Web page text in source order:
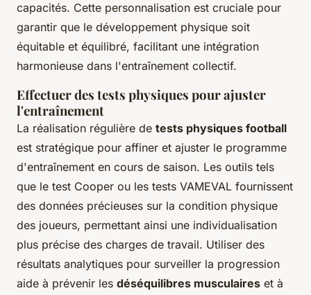
capacités. Cette personnalisation est cruciale pour
garantir que le développement physique soit
équitable et équilibré, facilitant une intégration
harmonieuse dans l'entraînement collectif.
Effectuer des tests physiques pour ajuster
l'entraînement
La réalisation régulière de tests physiques football
est stratégique pour affiner et ajuster le programme
d'entraînement en cours de saison. Les outils tels
que le test Cooper ou les tests VAMEVAL fournissent
des données précieuses sur la condition physique
des joueurs, permettant ainsi une individualisation
plus précise des charges de travail. Utiliser des
résultats analytiques pour surveiller la progression
aide à prévenir les déséquilibres musculaires et à